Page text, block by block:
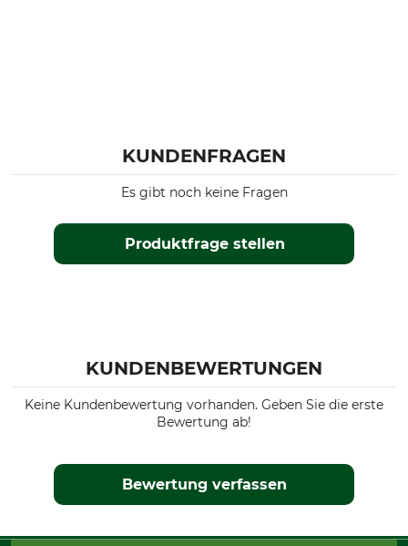
KUNDENFRAGEN
Produktfrage stellen
Es gibt noch keine Fragen
KUNDENBEWERTUNGEN
Keine Kundenbewertung vorhanden. Geben Sie die erste
Bewertung ab!
Bewertung verfassen